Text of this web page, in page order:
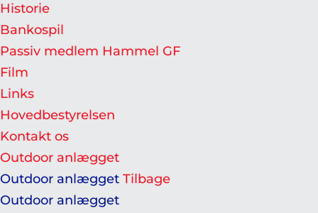
Historie
Bankospil
Passiv medlem Hammel GF
Film
Links
Hovedbestyrelsen
Kontakt os
Outdoor anlægget
Outdoor anlægget Tilbage
Outdoor anlægget